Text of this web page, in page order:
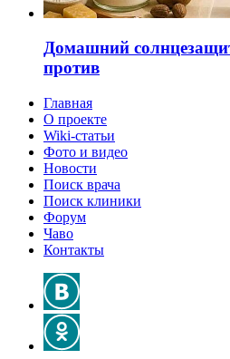
Домашний
против
Главная
О проекте
Wiki-статьи
Фото и видео
Новости
Поиск врача
Поиск клиники
Форум
Чаво
Контакты